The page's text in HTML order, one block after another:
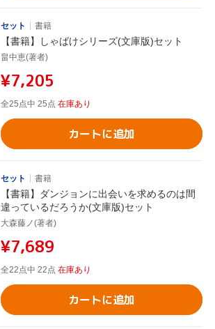
セット 書籍
【書籍】しゃばけシリーズ(文庫版)セット
畠中恵(著者)
¥7,205
全25点中 25点 在庫あり
カートに追加
セット 書籍
【書籍】ダンジョンに出会いを求めるのは間
違っているだろうか(文庫版)セット
大森藤ノ(著者)
¥7,689
全22点中 22点 在庫あり
カートに追加